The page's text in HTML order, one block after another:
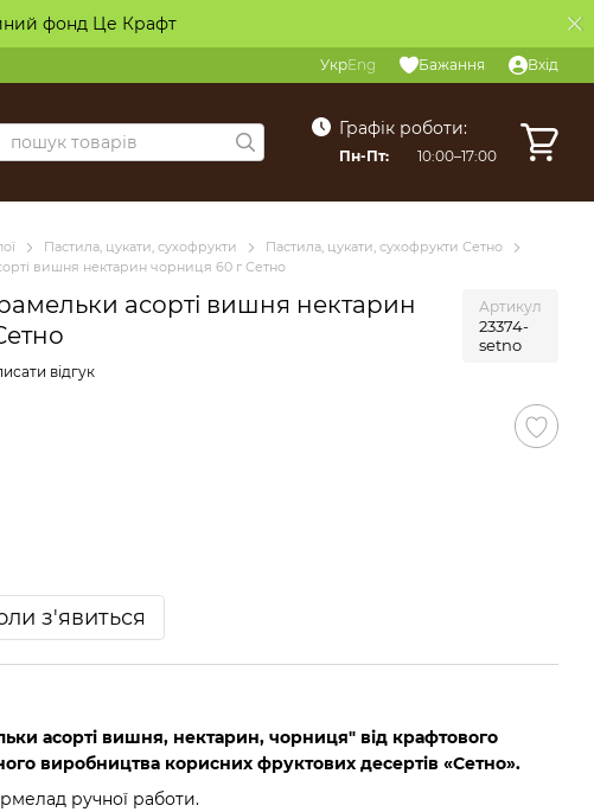
фонд Це Крафт
УкрEng Бажання Вхід
Графік роботи:
Пн-Пт: 10:00–17:00
Пастила, цукати, сухофрукти
Пастила, цукати, сухофрукти Сетно
вишня нектарин чорниця 60 г Сетно
асорті вишня нектарин
Артикул
23374-
setno
відгук
з'явиться
асорті вишня, нектарин, чорниця" від крафтового
виробництва корисних фруктових десертів «Сетно».
ручної работи.